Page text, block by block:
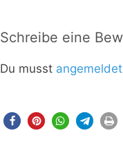
Schreibe eine
Du musst